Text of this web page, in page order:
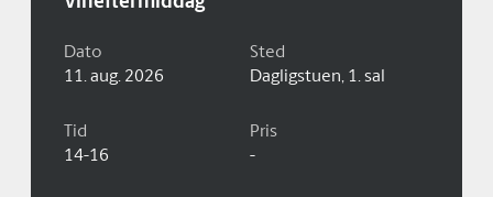
Dato
11. aug. 2026
Sted
Dagligstuen, 1. sal
Tid
14-16
Pris
-